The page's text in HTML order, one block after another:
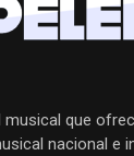
musical que
nacional e